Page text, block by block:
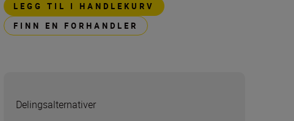
LEGG TIL I HANDLEKURV
FINN EN FORHANDLER
Delingsalternativer